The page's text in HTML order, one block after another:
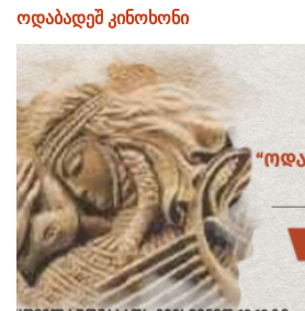
ოდაბადეშ კინოხონი